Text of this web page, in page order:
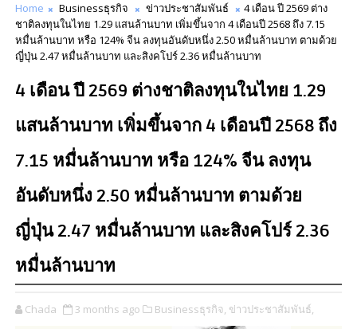
Home Businessธุรกิจ ข่าวประชาสัมพันธ์
4 เดือน ปี 2569 ต่าง
ชาติลงทุนในไทย 1.29 แสนล้านบาท เพิ่มขึ้นจาก 4 เดือนปี 2568 ถึง 7.15
หมื่นล้านบาท หรือ 124% จีน ลงทุนอันดับหนึ่ง 2.50 หมื่นล้านบาท ตามด้วย
ญี่ปุ่น 2.47 หมื่นล้านบาท และสิงคโปร์ 2.36 หมื่นล้านบาท
4 เดือน ปี 2569 ต่างชาติลงทุนในไทย 1.29
แสนล้านบาท เพิ่มขึ้นจาก 4 เดือนปี 2568 ถึง
7.15 หมื่นล้านบาท หรือ 124% จีน ลงทุน
อันดับหนึ่ง 2.50 หมื่นล้านบาท ตามด้วย
ญี่ปุ่น 2.47 หมื่นล้านบาท และสิงคโปร์ 2.36
หมื่นล้านบาท
Chada 3 months ago Businessธุรกิจ, ข่าวประชาสัมพันธ์,